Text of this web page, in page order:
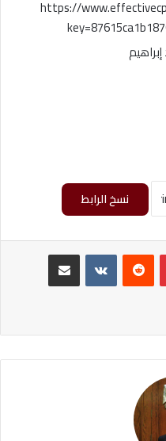
https://
نسخ الرابط
بينتيريست